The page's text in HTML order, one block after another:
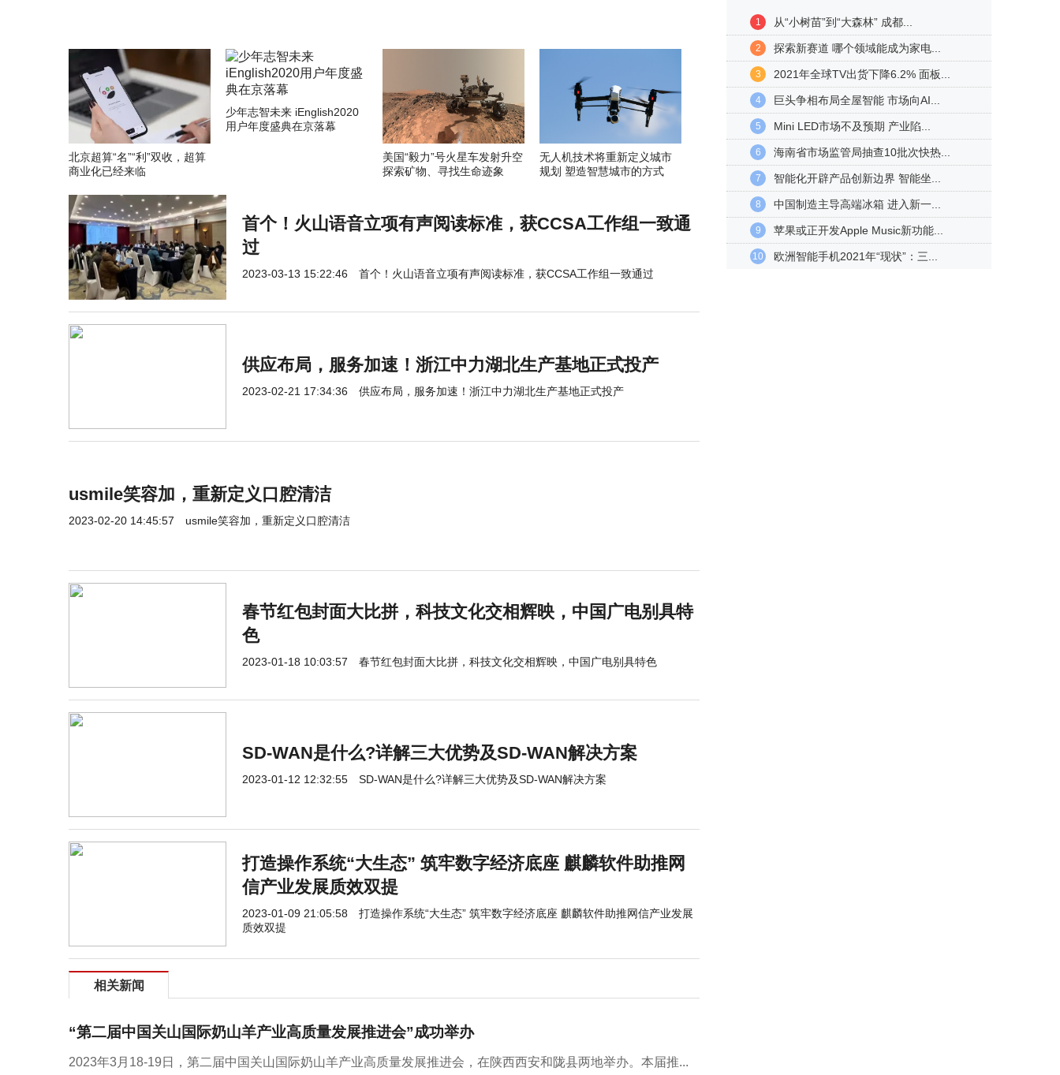
北京超算“名”“利”双收，超算
商业化已经来临
少年志智未来 iEnglish2020
用户年度盛典在京落幕
美国“毅力”号火星车发射升空
探索矿物、寻找生命迹象
无人机技术将重新定义城市
规划 塑造智慧城市的方式
首个！火山语音立项有声阅读标准，获CCSA工作组一致通
过
2023-03-13 15:22:46 首个！火山语音立项有声阅读标准，获CCSA工作组一致通过
供应布局，服务加速！浙江中力湖北生产基地正式投产
2023-02-21 17:34:36 供应布局，服务加速！浙江中力湖北生产基地正式投产
usmile笑容加，重新定义口腔清洁
2023-02-20 14:45:57 usmile笑容加，重新定义口腔清洁
春节红包封面大比拼，科技文化交相辉映，中国广电别具特
色
2023-01-18 10:03:57 春节红包封面大比拼，科技文化交相辉映，中国广电别具特色
SD-WAN是什么?详解三大优势及SD-WAN解决方案
2023-01-12 12:32:55 SD-WAN是什么?详解三大优势及SD-WAN解决方案
打造操作系统“大生态” 筑牢数字经济底座 麒麟软件助推网
信产业发展质效双提
2023-01-09 21:05:58
打造操作系统“大生态” 筑牢数字经济底座 麒麟软件助推网信产业发展
质效双提
相关新闻
“第二届中国关山国际奶山羊产业高质量发展推进会”成功举办
2023年3月18-19日，第二届中国关山国际奶山羊产业高质量发展推进会，在陕西西安和陇县两地举办。本届推...
1 从“小树苗”到“大森林” 成都...
2 探索新赛道 哪个领域能成为家电...
3 2021年全球TV出货下降6.2% 面板...
4 巨头争相布局全屋智能 市场向AI...
5 Mini LED市场不及预期 产业陷...
6 海南省市场监管局抽查10批次快热...
7 智能化开辟产品创新边界 智能坐...
8 中国制造主导高端冰箱 进入新一...
9 苹果或正开发Apple Music新功能...
10 欧洲智能手机2021年“现状”：三...